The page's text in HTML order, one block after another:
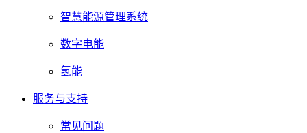
智慧能源管理系统
数字电能
氢能
服务与支持
常见问题